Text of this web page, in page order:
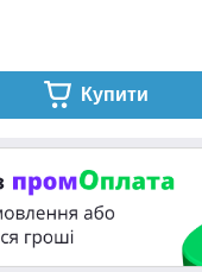
Купити